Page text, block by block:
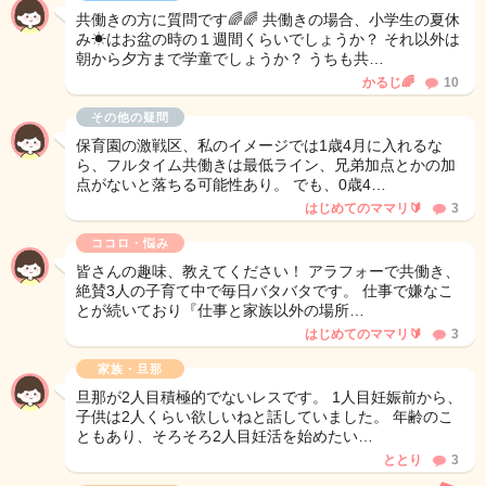
共働きの方に質問です🌈🌈 共働きの場合、小学生の夏休
み☀はお盆の時の１週間くらいでしょうか？ それ以外は
朝から夕方まで学童でしょうか？ うちも共…
かるじ🌈 10
その他の疑問
保育園の激戦区、私のイメージでは1歳4月に入れるな
ら、フルタイム共働きは最低ライン、兄弟加点とかの加
点がないと落ちる可能性あり。 でも、0歳4…
はじめてのママリ🔰 3
ココロ・悩み
皆さんの趣味、教えてください！ アラフォーで共働き、
絶賛3人の子育て中で毎日バタバタです。 仕事で嫌なこ
とが続いており『仕事と家族以外の場所…
はじめてのママリ🔰 3
家族・旦那
旦那が2人目積極的でないレスです。 1人目妊娠前から、
子供は2人くらい欲しいねと話していました。 年齢のこ
ともあり、そろそろ2人目妊活を始めたい…
ととり 3